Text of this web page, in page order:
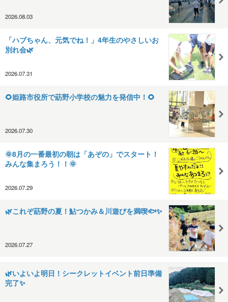
2026.08.03
「ハブちゃん、元気でね！」4年生のやさしいお
別れ会🌿
2026.07.31
🌻姫路市役所で莇野小学校の魅力を発信中！🌻
2026.07.30
🌞8月の一番最初の朝は「あぞの」でスタート！
みんな集まろう！！🌞
2026.07.29
🌿これぞ莇野の夏！鮎つかみ＆川遊びを満喫🐟✨
2026.07.27
🌿いよいよ明日！シークレットイベント前日準備
完了✨